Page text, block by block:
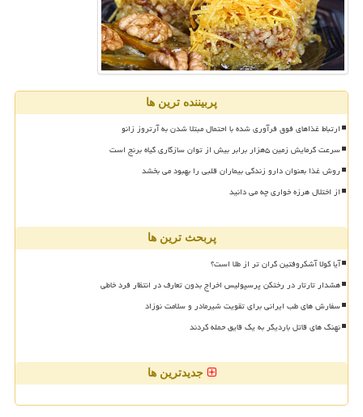
پربیننده ترین ها
ارتباط غذاهای فوق فرآوری شده با احتمال مبتلا شدن به آرتروز زانو
سرعت گرمایش زمین ۵هزار برابر بیش از توان سازگاری گیاه برنج است
روش غذا بعنوان دارو زندگی بیماران قلبی را بهبود می بخشد
از اختلال هرزه خواری چه می دانید
پربحث ترین ها
آیا کولا آشکروفتین گران تر از طلا است؟
هشدار تارتار در رختکن پرسپولیس اخراج بدون تعارف در انتظار فرد خاطی
سفارش های طب ایرانی برای تقویت شیرمادر و سلامت نوزاد
نهنگ های قاتل باردیگر به یک قایق حمله کردند
جدیدترین ها